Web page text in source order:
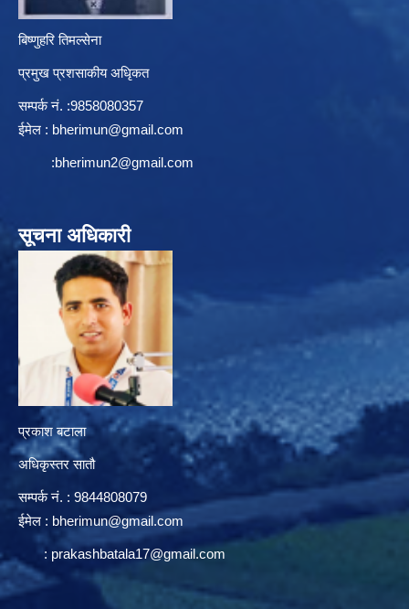
बिष्णुहरि तिमल्सेना
प्रमुख प्रशसाकीय अधिृकत
सम्पर्क न‌ं. :9858080357
ईमेल : bherimun@gmail.com
:bherimun2@gmail.com
सूचना अधिकारी
प्रकाश बटाला
अधिकृस्तर सातौ
सम्पर्क न‌ं. : 9844808079
ईमेल : bherimun@gmail.com
: prakashbatala17@gmail.com